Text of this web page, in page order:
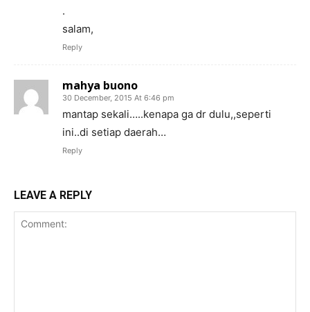
.
salam,
Reply
mahya buono
30 December, 2015 At 6:46 pm
mantap sekali…..kenapa ga dr dulu,,seperti
ini..di setiap daerah…
Reply
LEAVE A REPLY